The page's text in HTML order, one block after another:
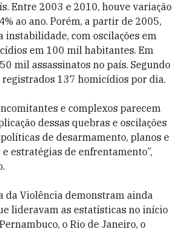
Entre 2003 e 2010, houve variação
ao ano. Porém, a partir de 2005,
instabilidade, com oscilações em
em 100 mil habitantes. Em
mil assassinatos no país. Segundo
137 homicídios por dia.
e complexos parecem
dessas quebras e oscilações
de desarmamento, planos e
estratégias de enfrentamento”,
da Violência demonstram ainda
lideravam as estatísticas no início
o Rio de Janeiro, o